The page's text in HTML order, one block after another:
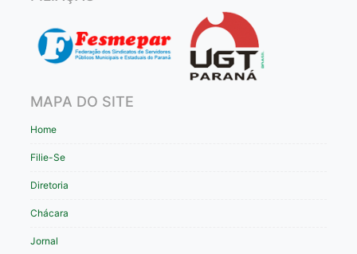
MAPA DO SITE
Home
Filie-Se
Diretoria
Chácara
Jornal